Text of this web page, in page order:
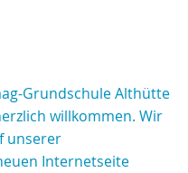
Grundschule Althütte
willkommen. Wir
unserer
Internetseite